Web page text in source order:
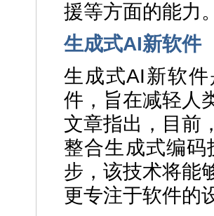
援等方面的能力
生成式AI新软件
生成式AI新软
件，旨在减轻人
文章指出，目前
整合生成式编
步，该技术将能
更专注于软件的